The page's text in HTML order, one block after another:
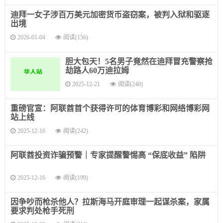
迪拜一女子涉百万美元加密货币盗窃案，被判入狱和驱逐
出境
2026-01-04 阅读(156)
胆大包天！5名男子竟然在迪拜冒充警察抢
劫路人60万迪拉姆
2025-12-21 阅读(240)
重磅官宣：阿联酋首个获得许可的体育博彩和网络博彩网
站上线
2025-12-16 阅读(242)
阿联酋投资诈骗预警｜专家提醒警惕高 “保底收益” 陷阱
2025-12-16 阅读(199)
因争吵而枪杀他人？拉斯海马开庭审理一起谋杀案，家属
要求判处枪手死刑